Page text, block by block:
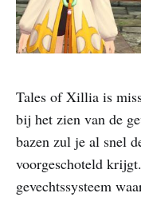
Tales of Xillia is
bij het zien van de
bazen zul je al snel
voorgeschoteld
gevechtssysteem